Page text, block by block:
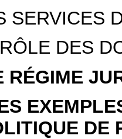
SERVICES
DES
RÉGIME
DE